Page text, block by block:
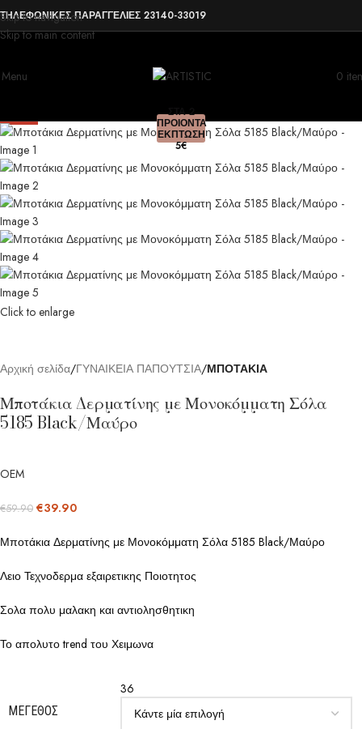
Skip to navigation
Skip to main content
ΤΗΛΕΦΩΝΙΚΕΣ ΠΑΡΑΓΓΕΛΙΕΣ 23140-33019
Menu 0
ΣΤΑ 2
ΠΡΟΙΟΝΤΑ
ΕΚΠΤΩΣΗ
5€
Click to enlarge
Αρχική σελίδα ΓΥΝΑΙΚΕΙΑ ΠΑΠΟΥΤΣΙΑ ΜΠΟΤΑΚΙΑ
Μποτάκια Δερματίνης με Μονοκόμματη Σόλα
5185 Black/Μαύρο
OEM
€59.90 €39.90
Μποτάκια Δερματίνης με Μονοκόμματη Σόλα 5185 Black/Μαύρο
Λειο Τεχνοδερμα εξαιρετικης Ποιοτητος
Σολα πολυ μαλακη και αντιολησθητικη
Το απολυτο trend του Χειμωνα
ΜΈΓΕΘΟΣ
36